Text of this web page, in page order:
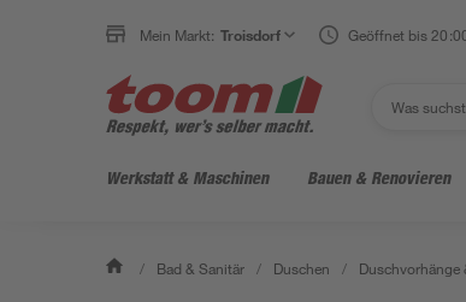
Mein Markt: Troisdorf Geöffnet bis
Werkstatt & Maschinen Bauen & Renovieren
/ Bad & Sanitär / Duschen /